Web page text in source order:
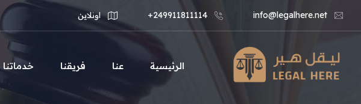
info@legalhere.net
249911811114+ اونلاين
الرئيسية عنا فريقنا خدماتنا